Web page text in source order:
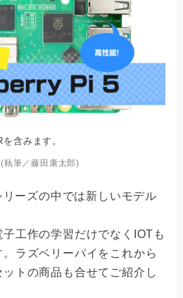
含みます。
執筆／藤田康太郎)
ーズの中では新しいモデル
工作の学習だけでなくIOTも
ラズベリーパイをこれから
トの商品も合せてご紹介し